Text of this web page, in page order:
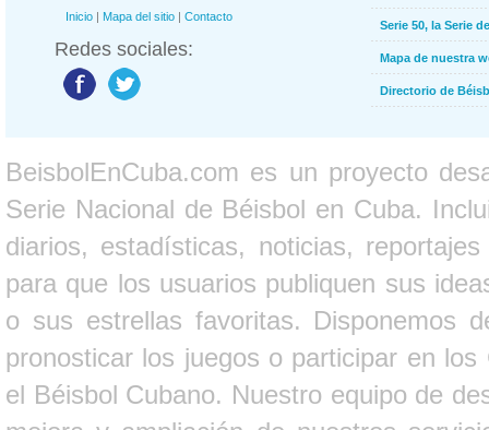
Inicio | Mapa del sitio | Contacto
Redes sociales:
Serie 50, la Serie
Mapa de nuestra
Directorio de
BeisbolEnCuba.com es un proyecto
Serie Nacional de Béisbol en Cuba.
diarios, estadísticas, noticias,
para que los usuarios publiquen sus
o sus estrellas favoritas. Disponemos
pronosticar los juegos o participar en
el Béisbol Cubano. Nuestro equipo de